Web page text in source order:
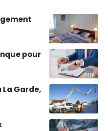
pour
Garde,